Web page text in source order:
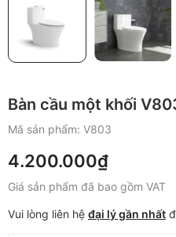
Bàn cầu một khối
Mã sản phẩm: V803
4.200.000₫
Giá sản phẩm đã bao gồm VAT
Vui lòng liên hệ đại lý gần nhất